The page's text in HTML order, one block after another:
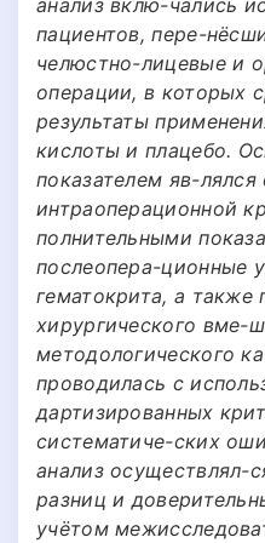
пациентов, пере-
челюстно-лицевые и
операции, в которых
результаты
кислоты и плацебо.
показателем яв-лялся
интраоперационной
полнительными
послеопера-ционные
гематокрита, а также
хирургического вме-
методологического
проводилась с
дартизированных
систематиче-ских
анализ осуществлял-
разниц и
учётом